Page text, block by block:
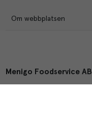
Om webbplatsen
Menigo Foodservice AB